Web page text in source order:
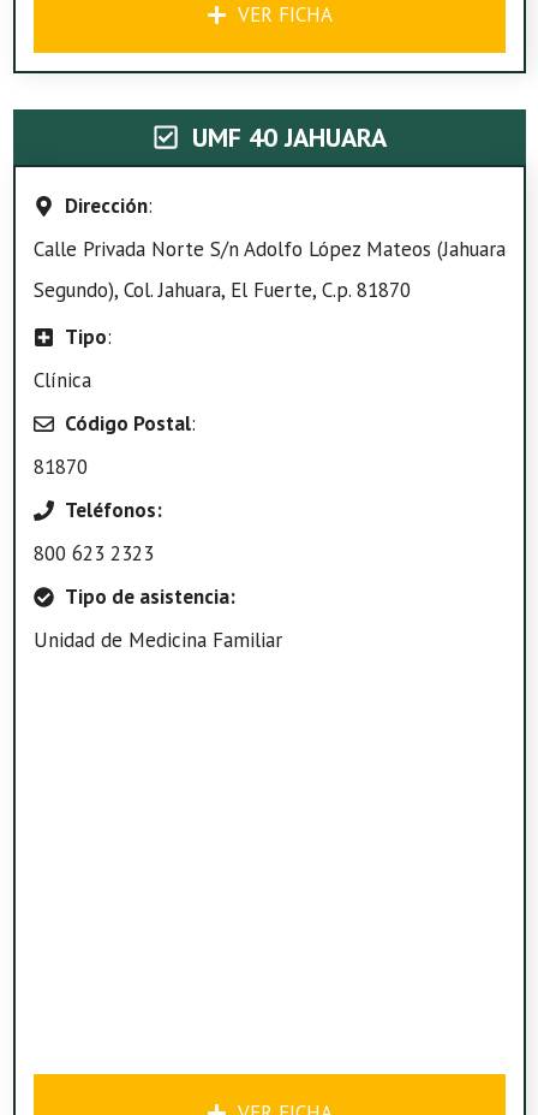
VER FICHA
UMF 40 JAHUARA
Dirección:
Calle Privada Norte S/n Adolfo López Mateos (Jahuara
Segundo), Col. Jahuara, El Fuerte, C.p. 81870
Tipo:
Clínica
Código Postal:
81870
Teléfonos:
800 623 2323
Tipo de asistencia:
Unidad de Medicina Familiar